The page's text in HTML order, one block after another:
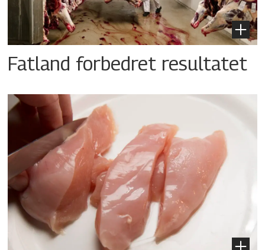
Fatland forbedret resultatet